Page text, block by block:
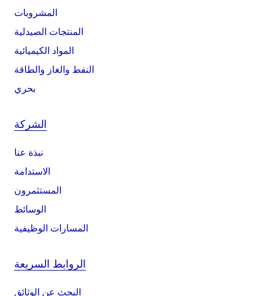
المشروبات
المنتجات الصيدلية
المواد الكيميائية
النفط والغاز والطاقة
بحري
الشركة
نبذة عنا
الاستدامة
المستثمرون
الوسائط
المسارات الوظيفية
الروابط السريعة
البحث عن الوثائق